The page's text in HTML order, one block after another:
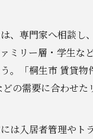
、専門家へ相談し
ミリー層・学生な
。「桐生市 賃貸物
の需要に合わせた
は入居者管理やト